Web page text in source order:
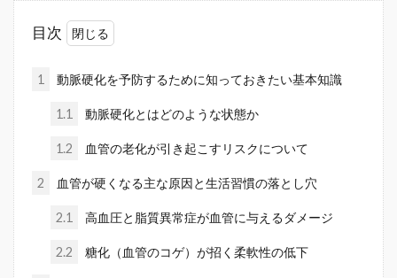
目次
1 動脈硬化を予防するために知っておきたい基本知識
1.1 動脈硬化とはどのような状態か
1.2 血管の老化が引き起こすリスクについて
2 血管が硬くなる主な原因と生活習慣の落とし穴
2.1 高血圧と脂質異常症が血管に与えるダメージ
2.2 糖化（血管のコゲ）が招く柔軟性の低下